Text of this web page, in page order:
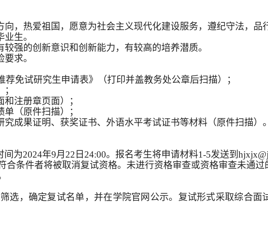
，热爱祖国，愿意为社会主义现代化建设服务，遵纪守法，品
生。
强的创新意识和创新能力，有较高的培养潜质。
求。
荐免试研究生申请表》（打印并盖教务处公章后扫描）；
注册章页面）；
（原件扫描）；
成果证明、获奖证书、外语水平考试证书等材料（原件扫描）。
为2024年9月22日24:00。报名考生将申请材料1-5发送到
合条件者将被取消复试资格。未进行资格审查或资格审查未通过
选，确定复试名单，并在学院官网公示。复试形式采取综合面